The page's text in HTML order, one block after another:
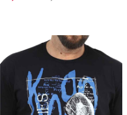
cena